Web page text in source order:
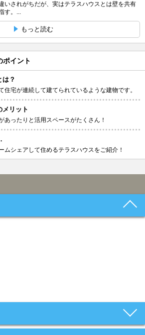
いされがちだが、実はテラスハウスとは壁を共有
す。...
もっと読む
ポイント
は？
住宅が連続して建てられているような建物です。
メリット
あったりと活用スペースがたくさん！
ムシェアして住めるテラスハウスをご紹介！